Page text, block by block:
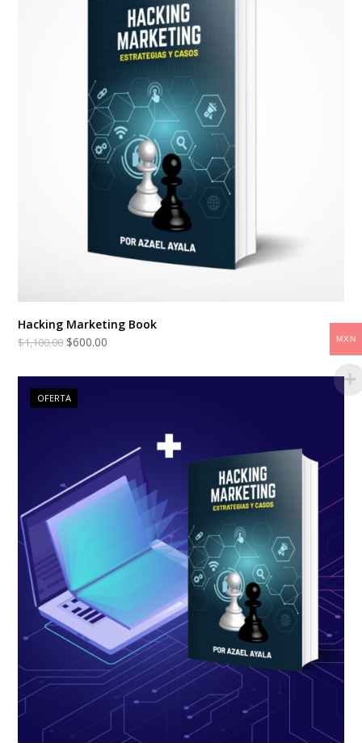
Hacking Marketing Book
$1,100.00 $600.00
OFERTA
MXN